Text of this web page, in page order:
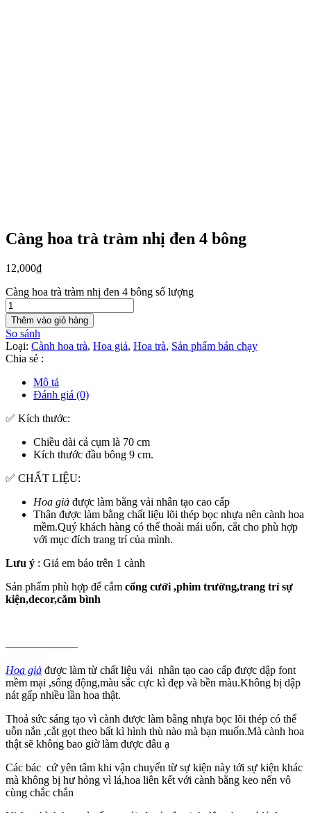
Càng hoa trà tràm nhị đen 4 bông
12,000₫
Càng hoa trà tràm nhị đen 4 bông số lượng
Thêm vào giỏ hàng
So sánh
Loại: Cành hoa trà, Hoa giả, Hoa trà, Sản phẩm bán chạy
Chia sẻ :
Mô tả
Đánh giá (0)
✅ Kích thước:
Chiều dài cả cụm là 70 cm
Kích thước đầu bông 9 cm.
✅ CHẤT LIỆU:
Hoa giả được làm bằng vải nhân tạo cao cấp
Thân được làm bằng chất liệu lõi thép bọc nhựa nên cành hoa
mềm.Quý khách hàng có thể thoải mái uốn, cắt cho phù hợp
với mục đích trang trí của mình.
Lưu ý : Giá em báo trên 1 cành
Sản phẩm phù hợp để cắm cổng cưới ,phim trường,trang trí sự
kiện,decor,cắm bình
—————–—
Hoa giả được làm từ chất liệu vải nhân tạo cao cấp được dập font
mềm mại ,sống động,màu sắc cực kì đẹp và bền màu.Không bị dập
nát gấp nhiều lần hoa thật.
Thoả sức sáng tạo vì cành được làm bằng nhựa bọc lõi thép có thể
uỗn nắn ,cắt gọt theo bất kì hình thù nào mà bạn muốn.Mà cành hoa
thật sẽ không bao giờ làm được đâu ạ
Các bác cứ yên tâm khi vận chuyển từ sự kiện này tới sự kiện khác
mà không bị hư hỏng vì lá,hoa liên kết với cành bằng keo nến vô
cùng chắc chắn